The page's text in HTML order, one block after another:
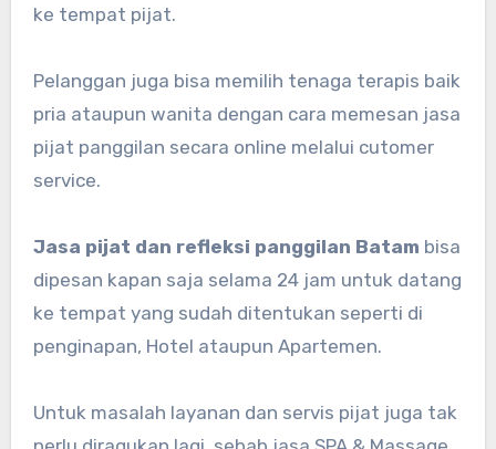
ke tempat pijat.
Pelanggan juga bisa memilih tenaga terapis baik
pria ataupun wanita dengan cara memesan jasa
pijat panggilan secara online melalui cutomer
service.
Jasa pijat dan refleksi panggilan Batam bisa
dipesan kapan saja selama 24 jam untuk datang
ke tempat yang sudah ditentukan seperti di
penginapan, Hotel ataupun Apartemen.
Untuk masalah layanan dan servis pijat juga tak